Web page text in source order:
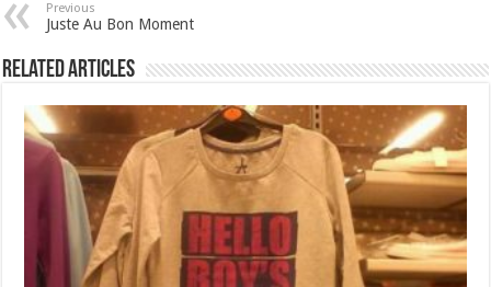
Previous
Juste Au Bon Moment
Related Articles